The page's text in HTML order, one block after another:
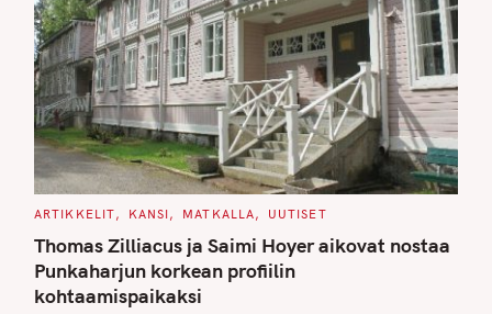
C
T
E
G
O
R
I
ARTIKKELIT KANSI MATKALLA UUTISET
Thomas Zilliacus ja Saimi Hoyer aikovat nostaa
Punkaharjun korkean profiilin
kohtaamispaikaksi